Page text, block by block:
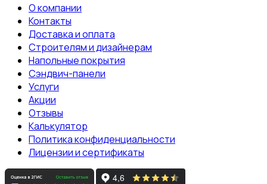
О компании
Контакты
Доставка и оплата
Строителям и дизайнерам
Напольные покрытия
Сэндвич-панели
Услуги
Акции
Отзывы
Калькулятор
Политика конфиденциальности
Лицензии и сертификаты